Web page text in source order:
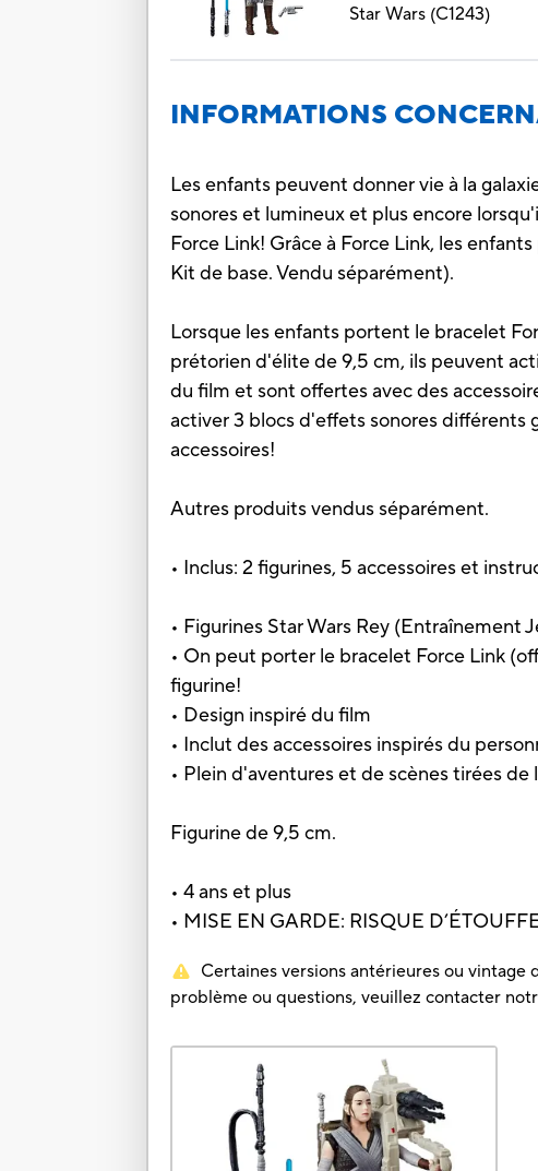
Star Wars (C1243)
INFORMATIONS
Les enfants peuvent donner vie à la
sonores et lumineux et plus encore
Force Link! Grâce à Force Link, les
Kit de base. Vendu séparément).
Lorsque les enfants portent le bracelet
prétorien d'élite de 9,5 cm, ils peuvent
du film et sont offertes avec des
activer 3 blocs d'effets sonores
accessoires!
Autres produits vendus séparément.
• Inclus: 2 figurines, 5 accessoires et
• Figurines Star Wars Rey
• On peut porter le bracelet Force Link
figurine!
• Design inspiré du film
• Inclut des accessoires inspirés du
• Plein d'aventures et de scènes tirées de
Figurine de 9,5 cm.
• 4 ans et plus
• MISE EN GARDE: RISQUE
Certaines versions antérieures ou
problème ou questions, veuillez contacter